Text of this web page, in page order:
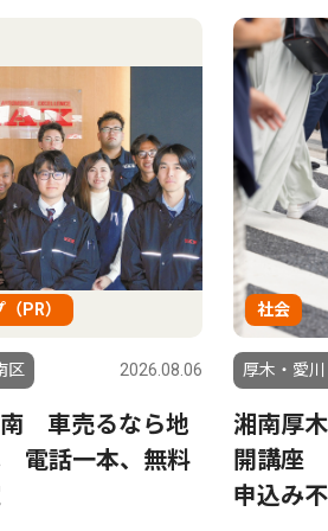
PR）
区 2026.08.06
南 車売るなら地
電話一本、無料
社会
厚木・愛
湘南厚
開講座
申込み